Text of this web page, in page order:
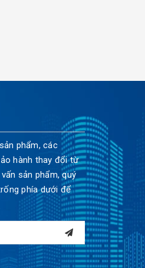
phẩm, các
hành thay đổi từ
sản phẩm, quý
phía dưới để